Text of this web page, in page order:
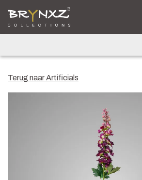
Over ons
Catalogus
Collecties
Ancient Clay
Verkooplocaties
Terug naar Artificials